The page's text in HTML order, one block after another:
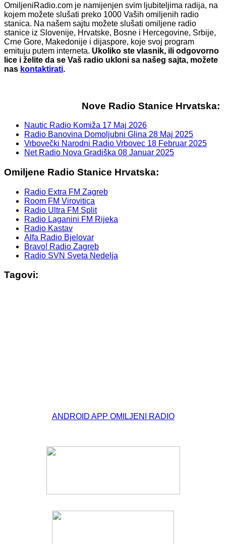
OmiljeniRadio.com je namijenjen svim ljubiteljima radija, na
kojem možete slušati preko 1000 Vaših omiljenih radio
stanica. Na našem sajtu možete slušati omiljene radio
stanice iz Slovenije, Hrvatske, Bosne i Hercegovine, Srbije,
Crne Gore, Makedonije i dijaspore, koje svoj program
emituju putem interneta. Ukoliko ste vlasnik, ili odgovorno
lice i želite da se Vaš radio ukloni sa našeg sajta, možete
nas kontaktirati.
Nove Radio Stanice Hrvatska:
Nautic Radio Komiža 17 Maj 2026
Radio Banovina Domoljubni Glina 28 Maj 2025
Vrbovečki Narodni Radio Vrbovec 18 Februar 2025
Net Radio Nova Gradiška 08 Januar 2025
Omiljene Radio Stanice Hrvatska:
Radio Extra FM Zagreb
Room FM Virovitica
Radio Ultra FM Split
Radio Laganini FM Rijeka
Radio Kastav
Alfa Radio Bjelovar
Bravo! Radio Zagreb
Radio SVN Sveta Nedelja
Tagovi:
ANDROID APP OMILJENI RADIO